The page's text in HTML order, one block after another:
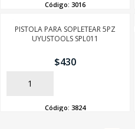
Código: 3016
PISTOLA PARA SOPLETEAR 5PZ
UYUSTOOLS SPL011
$430
AÑADIR
Código: 3824